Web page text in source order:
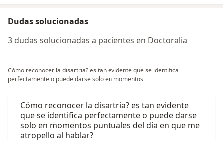
Dudas solucionadas
3 dudas solucionadas a pacientes en Doctoralia
Cómo reconocer la disartria? es tan evidente que se identifica
perfectamente o puede darse solo en momentos
Cómo reconocer la disartria? es tan evidente
que se identifica perfectamente o puede darse
solo en momentos puntuales del día en que me
atropello al hablar?